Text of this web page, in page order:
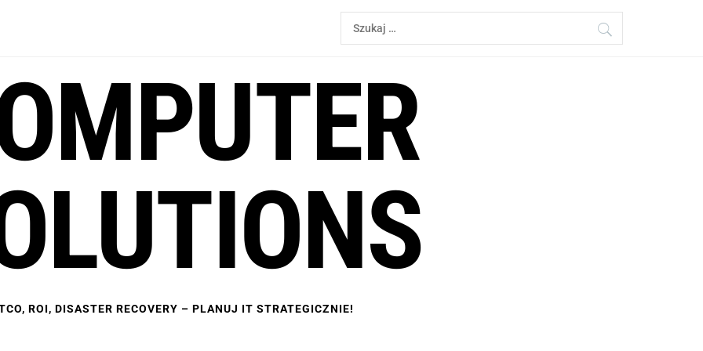
Szukaj:
ROI, DISASTER RECOVERY – PLANUJ IT STRATEGICZNIE!